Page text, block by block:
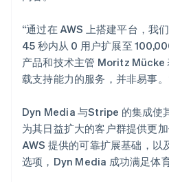
“通过在 AWS 上搭建平台，我
45 秒内从 0 用户扩展至
产品和技术主管 Moritz Mücke
载支持能力的服务，并非易事。
Dyn Media 与Stripe 的集成使
为其日益扩大的客户群提供更
AWS 提供的可靠扩展基础，
选项，Dyn Media 成功满足体